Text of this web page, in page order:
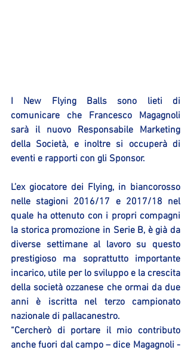
I New Flying Balls sono lieti di
comunicare che Francesco Magagnoli
sarà il nuovo Responsabile Marketing
della Società, e inoltre si occuperà di
eventi e rapporti con gli Sponsor.
L’ex giocatore dei Flying, in biancorosso
nelle stagioni 2016/17 e 2017/18 nel
quale ha ottenuto con i propri compagni
la storica promozione in Serie B, è già da
diverse settimane al lavoro su questo
prestigioso ma soprattutto importante
incarico, utile per lo sviluppo e la crescita
della società ozzanese che ormai da due
anni è iscritta nel terzo campionato
nazionale di pallacanestro.
“Cercherò di portare il mio contributo
anche fuori dal campo – dice Magagnoli -